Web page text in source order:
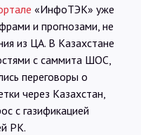
«ИнфоТЭК» уже
и прогнозами, не
из ЦА. В Казахстане
с саммита ШОС,
переговоры о
через Казахстан,
с газификацией
РК.